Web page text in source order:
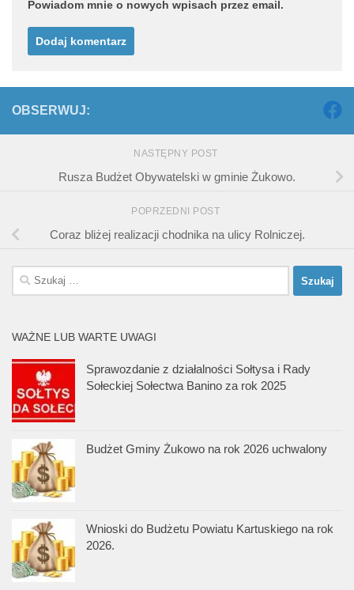
Powiadom mnie o nowych wpisach przez email.
OBSERWUJ:
NASTĘPNY POST
Rusza Budżet Obywatelski w gminie Żukowo.
POPRZEDNI POST
Coraz bliżej realizacji chodnika na ulicy Rolniczej.
Szukaj:
WAŻNE LUB WARTE UWAGI
Sprawozdanie z działalności Sołtysa i Rady
Sołeckiej Sołectwa Banino za rok 2025
Budżet Gminy Żukowo na rok 2026 uchwalony
Wnioski do Budżetu Powiatu Kartuskiego na rok
2026.